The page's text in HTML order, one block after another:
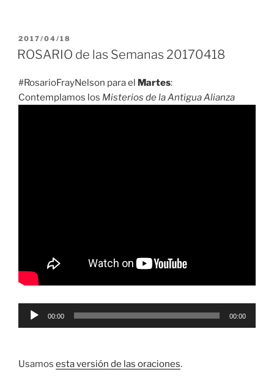
PUBLICADO
EL
2017/04/18
ROSARIO de las Semanas 20170418
#RosarioFrayNelson para el Martes:
Contemplamos los Misterios de la Antigua Alianza
Reproductor
00:00 00:00
Usamos esta versión de las oraciones.